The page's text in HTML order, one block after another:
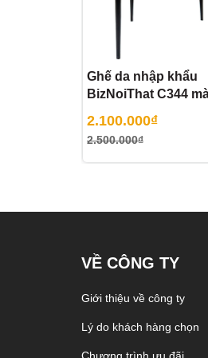
Ghế da nhập khẩu
BizNoiThat C344
2.100.000₫
2.500.000₫
VỀ CÔNG TY
Giới thiệu về công ty
Lý do khách hàng chọn